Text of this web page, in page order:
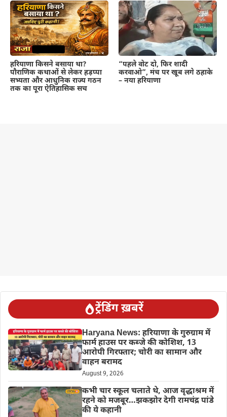
हरियाणा किसने बसाया था?
पौराणिक कथाओं से लेकर हड़प्पा
सभ्यता और आधुनिक राज्य गठन
तक का पूरा ऐतिहासिक सच
“पहले वोट दो, फिर शादी
करवाओ”, मंच पर खूब लगे ठहाके
– नया हरियाणा
ट्रेंडिंग ख़बरें
Haryana News: हरियाणा के गुरुग्राम में
फार्म हाउस पर कब्जे की कोशिश, 13
आरोपी गिरफ्तार; चोरी का सामान और
वाहन बरामद
August 9, 2026
कभी चार स्कूल चलाते थे, आज वृद्धाश्रम में
रहने को मजबूर…झकझोर देगी रामचंद्र पांडे
की ये कहानी